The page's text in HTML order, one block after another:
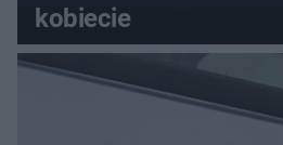
kobiecie